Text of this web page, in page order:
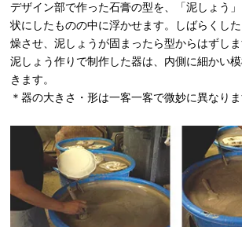
デザイン部で作った石膏の型を、「泥しょう
状にしたものの中に浮かせます。しばらくし
燥させ、泥しょうが固まったら型からはずしま
泥しょう作りで制作した器は、内側に細かい
きます。
＊器の大きさ・形は一客一客で微妙に異なりま